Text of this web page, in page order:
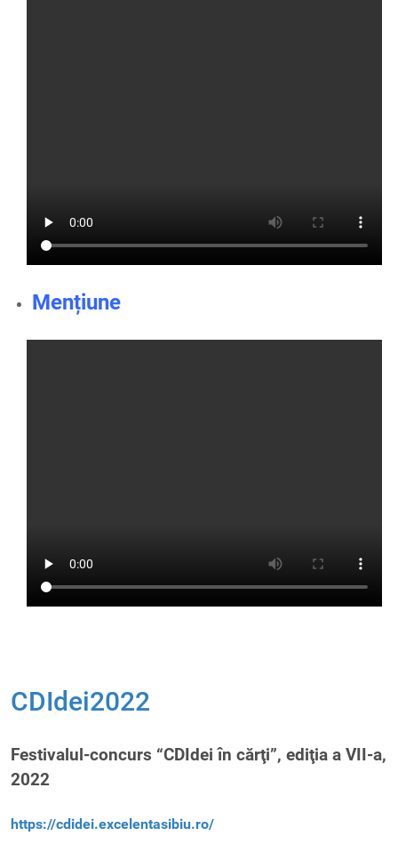
Mențiune
CDIdei2022
Festivalul-concurs “CDIdei în cărţi”, ediţia a VII-a,
2022
https://cdidei.excelentasibiu.ro/